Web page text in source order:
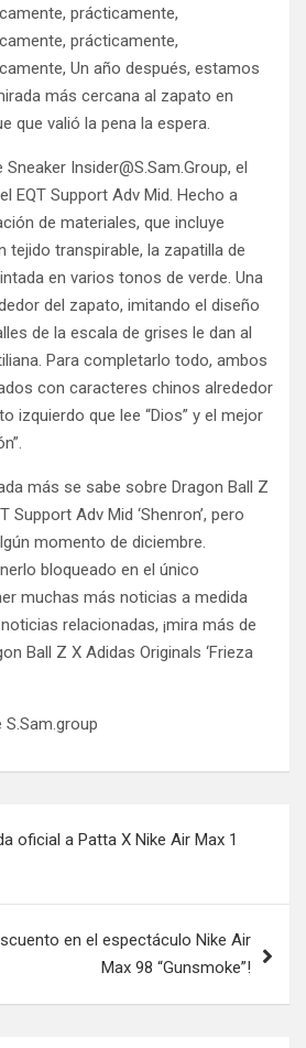
prácticamente,
prácticamente,
Un año después, estamos
más cercana al zapato en
que valió la pena la espera.
Insider@S.Sam.Group, el
EQT Support Adv Mid. Hecho a
de materiales, que incluye
tejido transpirable, la zapatilla de
en varios tonos de verde. Una
del zapato, imitando el diseño
de la escala de grises le dan al
Para completarlo todo, ambos
con caracteres chinos alrededor
izquierdo que lee “Dios” y el mejor
más se sabe sobre Dragon Ball Z
Support Adv Mid ‘Shenron’, pero
momento de diciembre.
bloqueado en el único
muchas más noticias a medida
relacionadas, ¡mira más de
Ball Z X Adidas Originals ‘Frieza
oficial a Patta X Nike Air Max 1
en el espectáculo Nike Air
Max 98 “Gunsmoke”!